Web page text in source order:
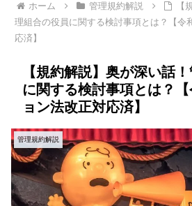
ホーム 管理規約解説
【
理組合の役員に関する検討事項とは？【令
応済】
【規約解説】奥が深い話
に関する検討事項とは？
ョン法改正対応済】
管理規約解説